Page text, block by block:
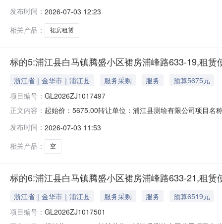
房浦峰路633-7，租赁使用期限3年，租金按年缴纳，起
发布时间： 2026-07-03 12:23
相关产品：
裙房租赁
标的5:浦江县白马镇腾盛小区裙房浦峰路633-19,租赁
浙江省｜金华市｜浦江县 服务采购 服务
预算5675元
项目编号： GL2026ZJ1017497
正文内容： 起始价：5675.00转让单位：浦江县测绘有限公司项目
发布时间： 2026-07-03 11:53
相关产品：
空
标的6:浦江县白马镇腾盛小区裙房浦峰路633-21,租赁
浙江省｜金华市｜浦江县 服务采购 服务
预算6519元
项目编号： GL2026ZJ1017501